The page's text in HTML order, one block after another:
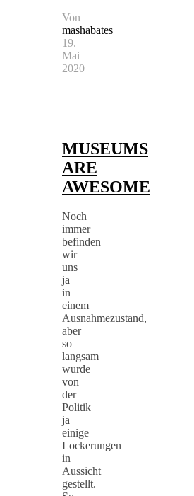
Von
mashabates
19.
Mai
2020
MUSEUMS
ARE
AWESOME
Noch
immer
befinden
wir
uns
ja
in
einem
Ausnahmezustand,
aber
so
langsam
wurde
von
der
Politik
ja
einige
Lockerungen
in
Aussicht
gestellt.